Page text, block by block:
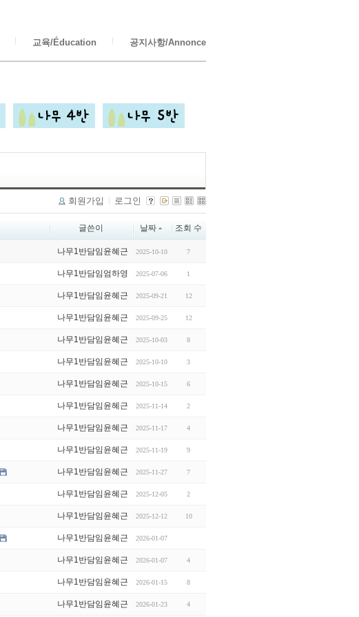
교육/Éducation 공지사항/Annonce
회원가입 로그인
글쓴이 날짜 조회 수
나무1반담임윤혜근 2025-10-10 7
나무1반담임엄하영 2025-07-06 1
나무1반담임윤혜근 2025-09-21 12
나무1반담임윤혜근 2025-09-25 12
나무1반담임윤혜근 2025-10-03 8
나무1반담임윤혜근 2025-10-10 3
나무1반담임윤혜근 2025-10-15 6
나무1반담임윤혜근 2025-11-14 2
나무1반담임윤혜근 2025-11-17 4
나무1반담임윤혜근 2025-11-19 9
나무1반담임윤혜근 2025-11-27 7
나무1반담임윤혜근 2025-12-05 2
나무1반담임윤혜근 2025-12-12 10
나무1반담임윤혜근 2026-01-07
나무1반담임윤혜근 2026-01-07 4
나무1반담임윤혜근 2026-01-15 8
나무1반담임윤혜근 2026-01-23 4